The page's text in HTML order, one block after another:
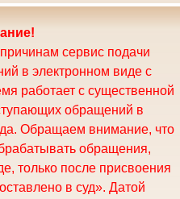
сервис подачи
в электронном виде с
работает с существенной
обращений в
Обращаем внимание, что
обращения,
только после присвоения
в суд». Датой